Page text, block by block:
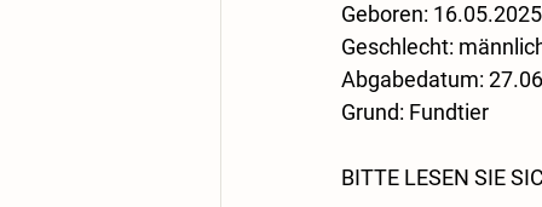
​Geboren:
​Geschlecht:
​​Abgabedatum:
​Grund: Fundtier
BITTE LESEN SIE